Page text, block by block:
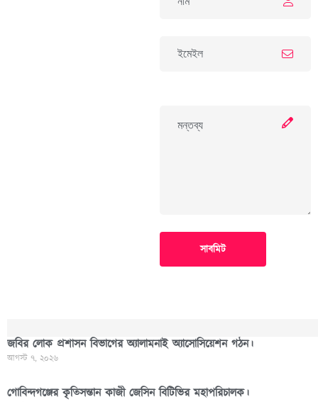
সাবমিট
জবির লোক প্রশাসন বিভাগের অ্যালামনাই অ্যাসোসিয়েশন গঠন।
আগস্ট ৭, ২০২৬
গোবিন্দগঞ্জের কৃতিসন্তান কাজী জেসিন বিটিভির মহাপরিচালক।